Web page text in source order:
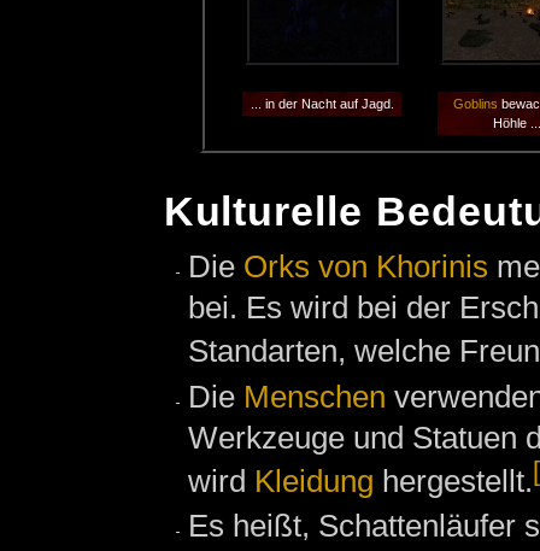
... in der Nacht auf Jagd. Goblins
Höhle
Kulturelle
Die Orks von Khorinis
bei. Es wird bei der
Standarten, welche
Die Menschen
Werkzeuge und Statuen
wird Kleidung hergestellt.
Es heißt, Schattenläufer